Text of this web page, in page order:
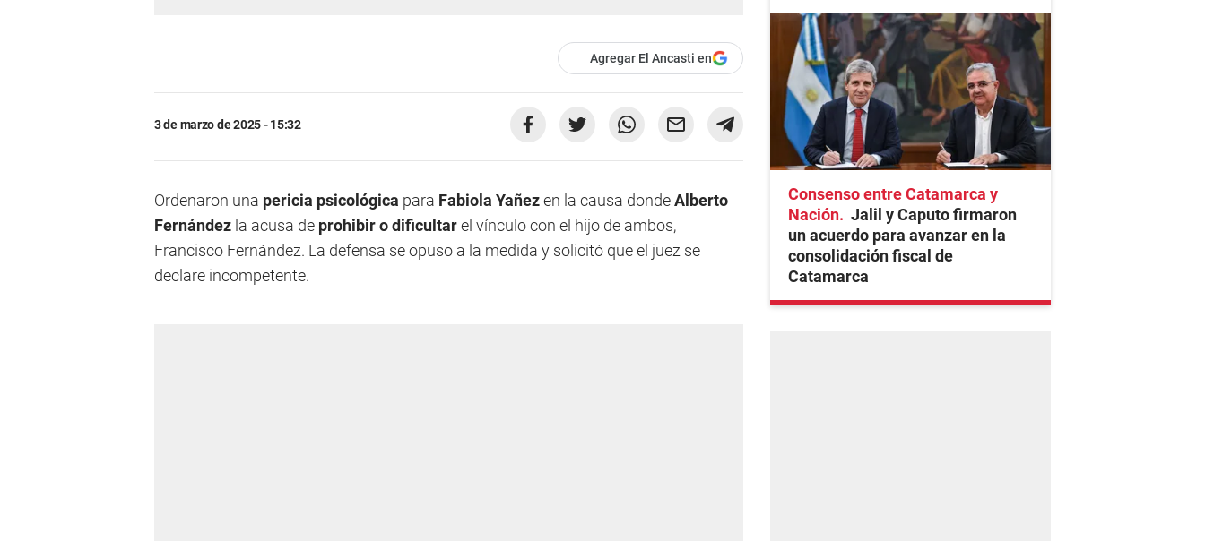
Agregar El Ancasti en
3 de marzo de 2025 - 15:32
Ordenaron una pericia psicológica para Fabiola Yañezen la causa dondeAlberto
Fernández la acusa de prohibir o dificultarel vínculo con el hijo de ambos,
Francisco Fernández. La defensa se opuso a la medida y solicitó que el juez se
declare incompetente.
Consenso entre Catamarca y
Nación
Jalil y Caputo firmaron
un acuerdo para avanzar en la
consolidación fiscal de
Catamarca